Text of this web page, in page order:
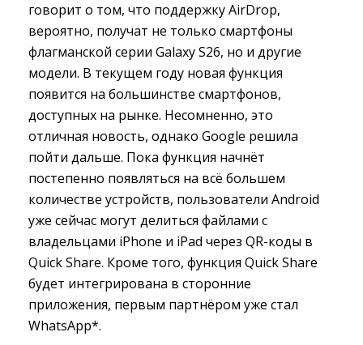
говорит о том, что поддержку AirDrop,
вероятно, получат не только смартфоны
флагманской серии Galaxy S26, но и другие
модели. В текущем году новая функция
появится на большинстве смартфонов,
доступных на рынке. Несомненно, это
отличная новость, однако Google решила
пойти дальше. Пока функция начнёт
постепенно появляться на всё большем
количестве устройств, пользователи Android
уже сейчас могут делиться файлами с
владельцами iPhone и iPad через QR-коды в
Quick Share. Кроме того, функция Quick Share
будет интегрирована в сторонние
приложения, первым партнёром уже стал
WhatsApp*.